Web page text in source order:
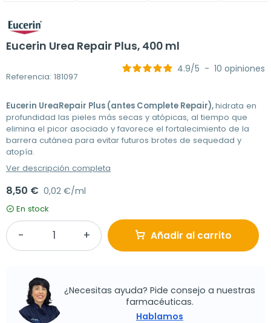
Eucerin Urea Repair Plus, 400 ml
Referencia: 181097
4.9/5 - 10 opiniones
Eucerin UreaRepair Plus (antes Complete Repair),hidrata en
profundidad las pieles más secas y atópicas, al tiempo que
elimina el picor asociado y favorece el fortalecimiento de la
barrera cutánea para evitar futuros brotes de sequedad y
atopía.
Ver descripción completa
8,50 € 0,02 €/ml
En stock
Añadir al carrito
¿Necesitas ayuda? Pide consejo a nuestras
farmacéuticas.
Hablamos